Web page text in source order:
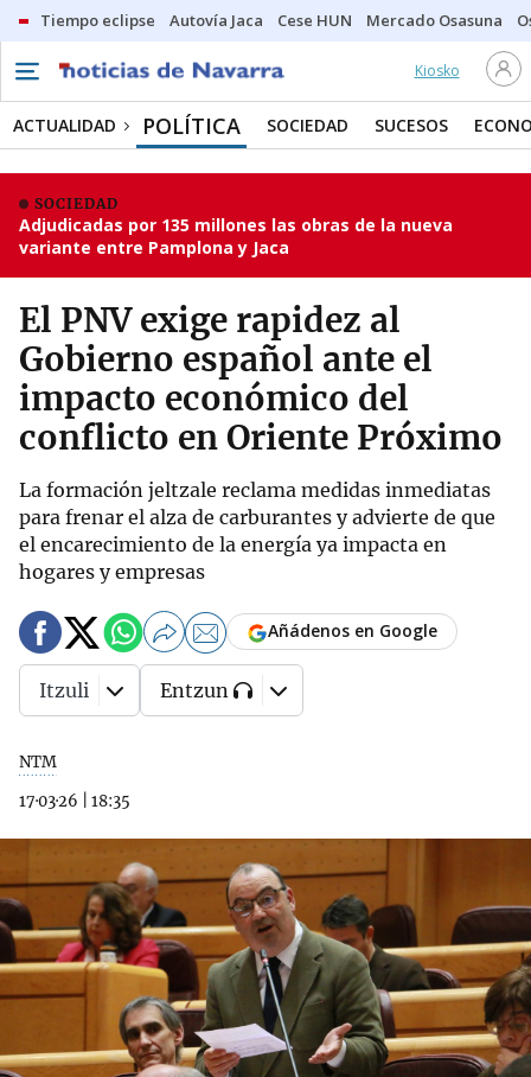
Tiempo eclipse Autovía Jaca Cese HUN Mercado Osasuna
Kiosko
ACTUALIDAD POLÍTICA SOCIEDAD SUCESOS
SOCIEDAD
Adjudicadas por 135 millones las obras de la nueva
variante entre Pamplona y Jaca
El PNV exige rapidez al
Gobierno español ante el
impacto económico del
conflicto en Oriente Próximo
La formación jeltzale reclama medidas inmediatas
para frenar el alza de carburantes y advierte de que
el encarecimiento de la energía ya impacta en
hogares y empresas
NTM
17·03·26
18:35
Añádenos en Google
Itzuli Entzun